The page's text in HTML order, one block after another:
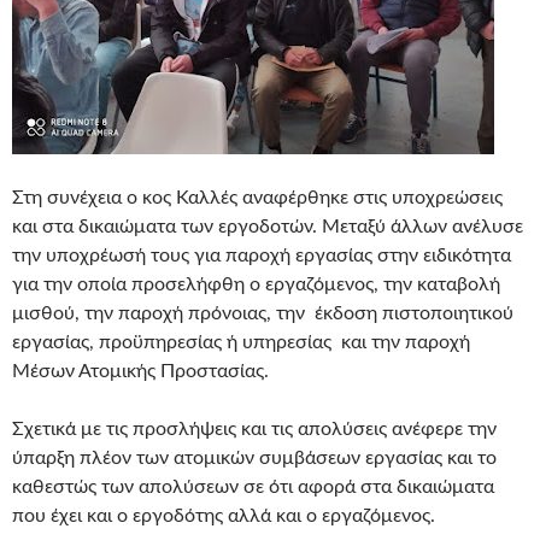
Στη συνέχεια ο κος Καλλές αναφέρθηκε στις υποχρεώσεις
και στα δικαιώματα των εργοδοτών. Μεταξύ άλλων ανέλυσε
την υποχρέωσή τους για παροχή εργασίας στην ειδικότητα
για την οποία προσελήφθη ο εργαζόμενος, την καταβολή
μισθού, την παροχή πρόνοιας, την έκδοση πιστοποιητικού
εργασίας, προϋπηρεσίας ή υπηρεσίας και την παροχή
Μέσων Ατομικής Προστασίας.
Σχετικά με τις προσλήψεις και τις απολύσεις ανέφερε την
ύπαρξη πλέον των ατομικών συμβάσεων εργασίας και το
καθεστώς των απολύσεων σε ότι αφορά στα δικαιώματα
που έχει και ο εργοδότης αλλά και ο εργαζόμενος.